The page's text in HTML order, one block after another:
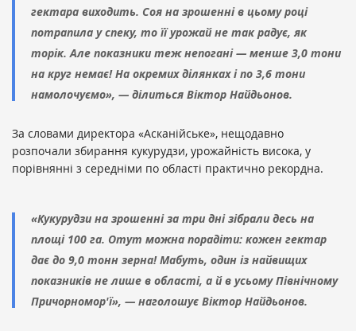
гектара виходить. Соя на зрошенні в цьому році
потрапила у спеку, то її урожай не так радує, як
торік. Але показники теж непогані — менше 3,0 тони
на круг немає! На окремих ділянках і по 3,6 тони
намолочуємо», — ділиться Віктор Найдьонов.
За словами директора «Асканійське»​, нещодавно
розпочали збирання кукурудзи, урожайність висока, у
порівнянні з середніми по області практично рекордна.
«Кукурудзи на зрошенні за три дні зібрали десь на
площі 100 га. Отут можна порадіти: кожен гектар
дає до 9,0 тонн зерна! Мабуть, один із найвищих
показників не лише в області, а й в усьому Північному
Причорномор'ї», — наголошує Віктор Найдьонов.